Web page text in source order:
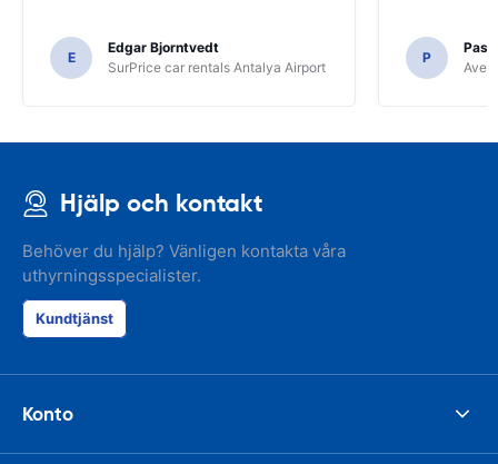
E
Edgar Bjorntvedt
SurPrice car rentals Antalya Airport
P
Avec
Hjälp och kontakt
Behöver du hjälp? Vänligen kontakta våra
uthyrningsspecialister.
Kundtjänst
Konto